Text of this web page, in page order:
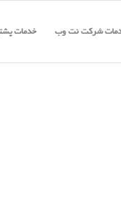
شرکت نت وب خدمات